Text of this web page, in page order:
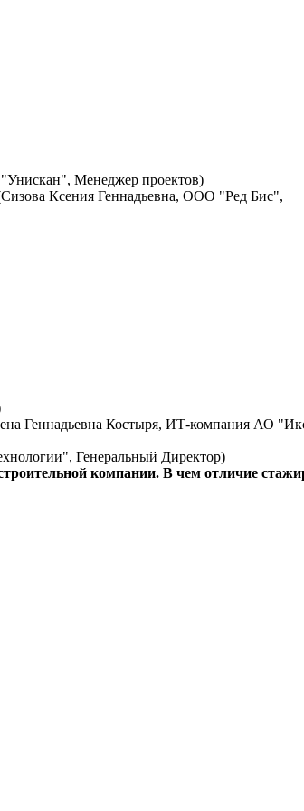
Менеджер проектов)
Ксения Геннадьевна, ООО "Ред Бис",
Геннадьевна Костыря, ИТ-компания АО
Генеральный Директор)
компании. В чем отличие